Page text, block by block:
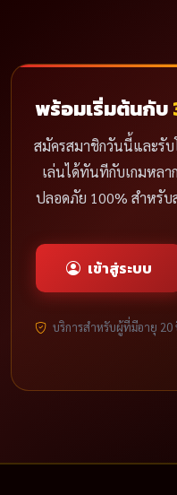
พร้อมเริ่มต้นกับ
สมัครสมาชิกวันนี้และรั
เล่นได้ทันทีกับเกมหลา
ปลอดภัย 100% สำหรั
เข้าสู่ระบบ
บริการสำหรับผู้ที่มีอายุ 20